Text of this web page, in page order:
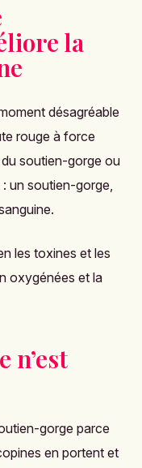
la
désagréable
rouge à force
du soutien-gorge ou
un soutien-gorge,
les toxines et les
oxygénées et la
n’est
gorge parce
en portent et